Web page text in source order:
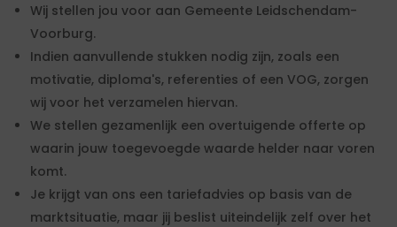
Wij stellen jou voor aan Gemeente Leidschendam-
Voorburg.
Indien aanvullende stukken nodig zijn, zoals een
motivatie, diploma's, referenties of een VOG, zorgen
wij voor het verzamelen hiervan.
We stellen gezamenlijk een overtuigende offerte op
waarin jouw toegevoegde waarde helder naar voren
komt.
Je krijgt van ons een tariefadvies op basis van de
marktsituatie, maar jij beslist uiteindelijk zelf over het